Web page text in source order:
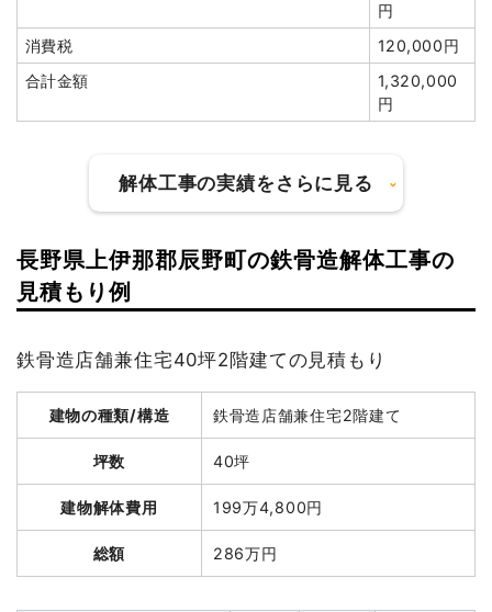
建物の種類/構造 木造小屋2階建て
坪数 18坪
木造小屋18坪2階建て
18坪 19,861円
357,500円
切り離し・補修工事
1式
60,000円
室内残置物撤去
4m³ 15,000円
60,000円
諸経費
110,000円
値引き
円
消費税
120,000円
合計金額
1,320,000
円
解体工事の実績をさらに見る
建物の種類/構造
建物解体費用 120万2,837円
総額 291万5,000円
品名
軽量鉄骨造店舗34坪1階
34坪
35,378
1,202,837
長野県上伊那郡辰野町の鉄骨造解体工事の
見積もり例
鉄骨造店舗兼住宅40坪2階建ての見積もり
建物の種類/構造 鉄骨造店舗兼住宅2階建て
坪数 40坪
建物解体費用 199万4,800円
総額 286万円